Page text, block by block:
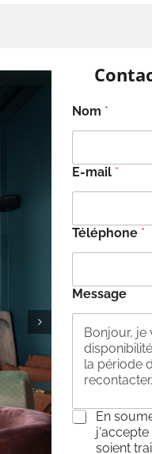
Nom *
E-mail *
Téléphone *
Message
C
En
j'accepte
soient